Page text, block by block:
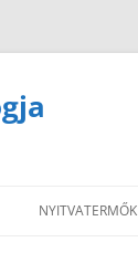
NYITVATERMŐK